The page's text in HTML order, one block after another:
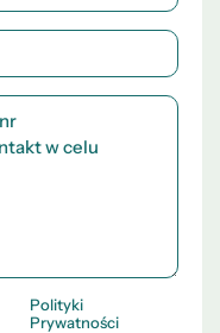
Polityki
Prywatności